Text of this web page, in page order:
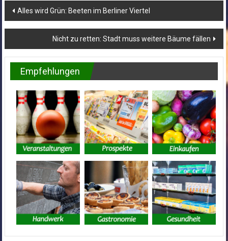
Beitragsnavigation
Alles wird Grün: Beeten im Berliner Viertel
Nicht zu retten: Stadt muss weitere Bäume fällen
Empfehlungen